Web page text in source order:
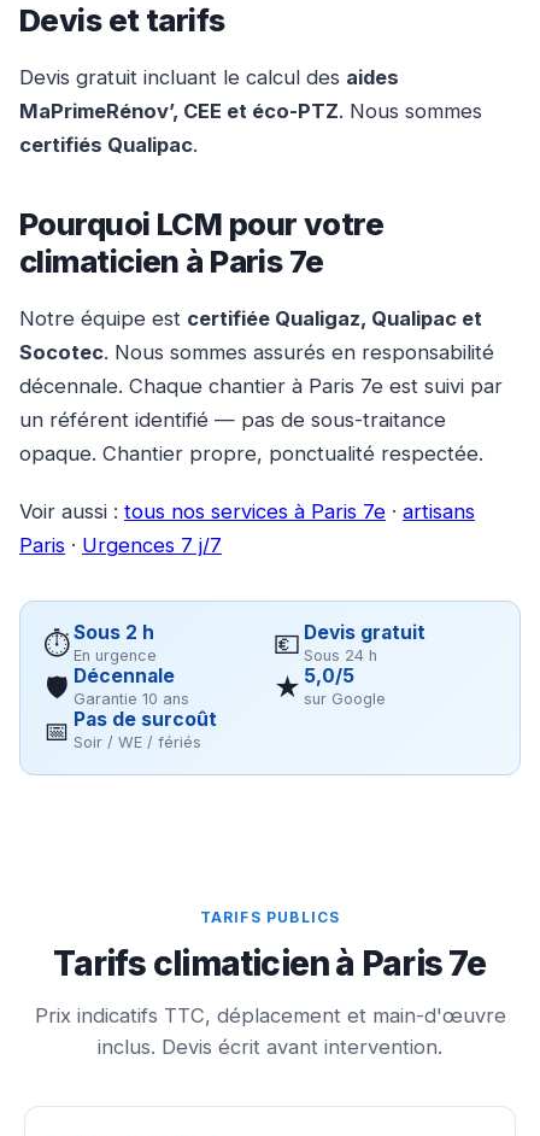
Devis et tarifs
Devis gratuit incluant le calcul des aides
MaPrimeRénov’, CEE et éco-PTZ. Nous sommes
certifiés Qualipac.
Pourquoi LCM pour votre
climaticien à Paris 7e
Notre équipe est certifiée Qualigaz, Qualipac et
Socotec. Nous sommes assurés en responsabilité
décennale. Chaque chantier à Paris 7e est suivi par
un référent identifié — pas de sous-traitance
opaque. Chantier propre, ponctualité respectée.
Voir aussi : tous nos services à Paris 7e · artisans
Paris · Urgences 7 j/7
⏱Sous 2 h
En urgence 💶 Devis gratuit
Sous 24 h
🛡 Décennale
Garantie 10 ans ★ 5,0/5
sur Google
📅 Pas de surcoût
Soir / WE / fériés
TARIFS PUBLICS
Tarifs climaticien à Paris 7e
Prix indicatifs TTC, déplacement et main-d'œuvre
inclus. Devis écrit avant intervention.